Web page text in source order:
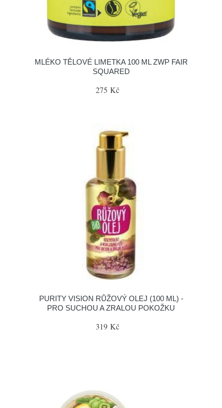
MLÉKO TĚLOVÉ LIMETKA 100 ML ZWP FAIR
SQUARED
275 Kč
PURITY VISION RŮŽOVÝ OLEJ (100 ML) -
PRO SUCHOU A ZRALOU POKOŽKU
319 Kč